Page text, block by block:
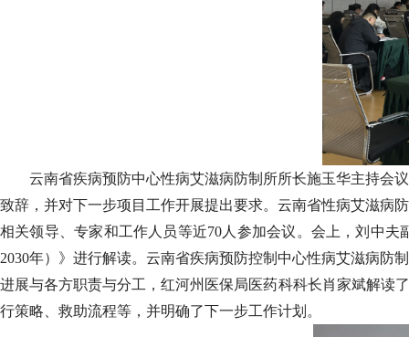
云南省疾病预防中心性病艾滋病防制所所长施玉华主持会
致辞，并对下一步项目工作开展提出要求。云南省性病艾滋病
相关领导、专家和工作人员等近70人参加会议。会上，刘中
2030年）》进行解读。云南省疾病预防控制中心性病艾滋病
进展与各方职责与分工，红河州医保局医药科科长肖家斌解读
行策略、救助流程等，并明确了下一步工作计划。